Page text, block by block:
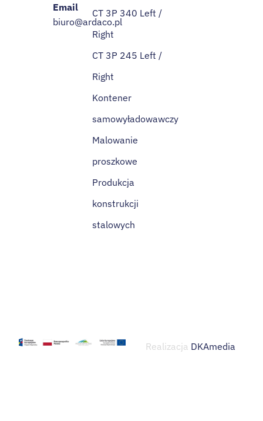
Email
biuro@ardaco.pl
CT 3P 340 Left /
Right
CT 3P 245 Left /
Right
Kontener
samowyładowawczy
Malowanie
proszkowe
Produkcja
konstrukcji
stalowych
Realizacja DKAmedia